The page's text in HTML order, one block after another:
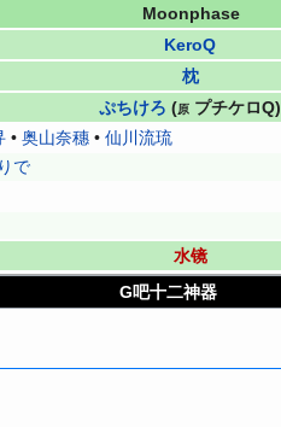
Moonphase
KeroQ
枕
ぷちけろ (原 プチケロQ)
• 奥山奈穗• 仙川流琉
で
水镜
G吧十二神器